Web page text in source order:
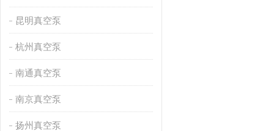
昆明真空泵
杭州真空泵
南通真空泵
南京真空泵
扬州真空泵